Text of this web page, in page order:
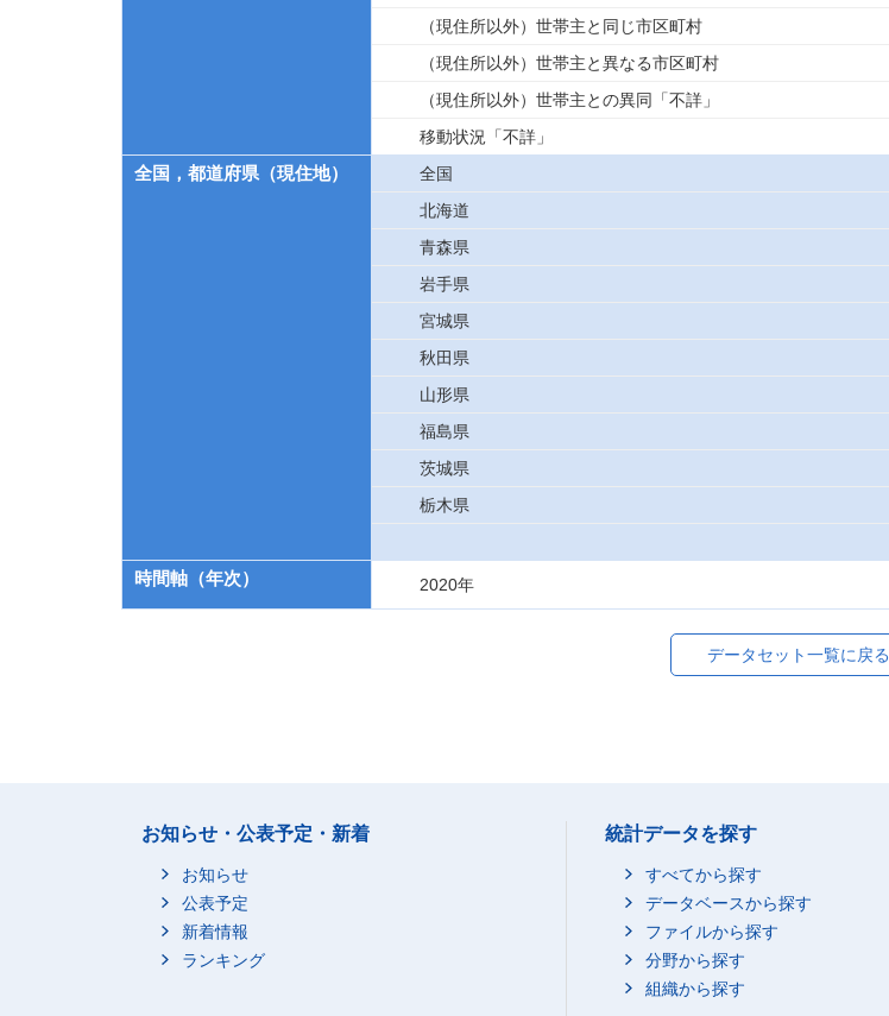
（現住所以外）世帯主と同じ市区町村
（現住所以外）世帯主と異なる市区町村
（現住所以外）世帯主との異同「不詳」
移動状況「不詳」
全国，都道府県（現住地）
全国
北海道
青森県
岩手県
宮城県
秋田県
山形県
福島県
茨城県
栃木県
時間軸（年次） 2020年
データセット一覧に戻る
お知らせ・公表予定・新着
お知らせ
公表予定
新着情報
ランキング
統計データを探す
すべてから探す
データベースから探す
ファイルから探す
分野から探す
組織から探す